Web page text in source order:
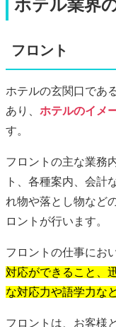
ホテル業界
フロント
ホテルの玄関口であ
あり、 ホテルのイメ
す。
フロントの主な業務
ト、各種案内、会計
れ物や落とし物など
ロントが行います。
フロントの仕事にお
対応ができること、
な対応力や語学力な
フロントは、お客様